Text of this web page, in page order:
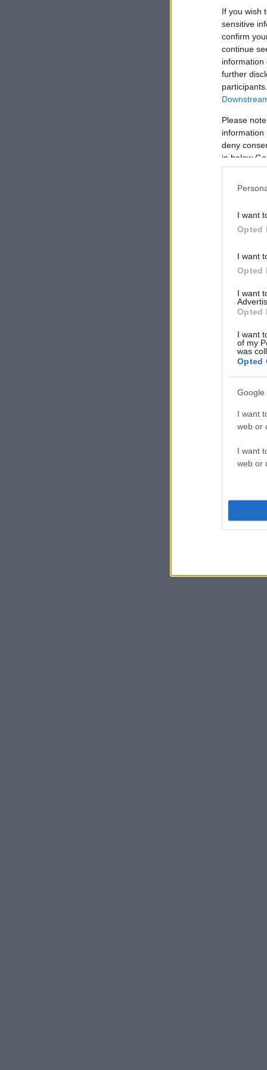
If you wish
sensitive
confirm
continue
information
further
Please
information
deny
in below
I want
Opted
I want
Opted
I want
Opted
I want
of my
was
Opted
Google
I want
web or
I want
web or